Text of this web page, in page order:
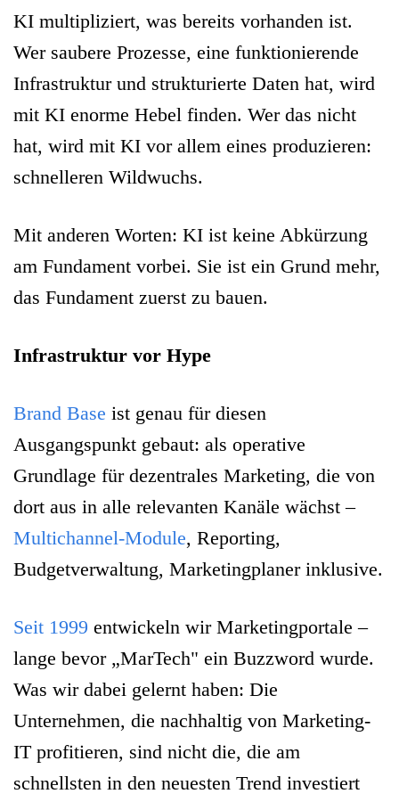
KI multipliziert, was bereits vorhanden ist.
Wer saubere Prozesse, eine funktionierende
Infrastruktur und strukturierte Daten hat, wird
mit KI enorme Hebel finden. Wer das nicht
hat, wird mit KI vor allem eines produzieren:
schnelleren Wildwuchs.
Mit anderen Worten: KI ist keine Abkürzung
am Fundament vorbei. Sie ist ein Grund mehr,
das Fundament zuerst zu bauen.
Infrastruktur vor Hype
Brand Base ist genau für diesen
Ausgangspunkt gebaut: als operative
Grundlage für dezentrales Marketing, die von
dort aus in alle relevanten Kanäle wächst –
Multichannel-Module, Reporting,
Budgetverwaltung, Marketingplaner inklusive.
Seit 1999 entwickeln wir Marketingportale –
lange bevor „MarTech" ein Buzzword wurde.
Was wir dabei gelernt haben: Die
Unternehmen, die nachhaltig von Marketing-
IT profitieren, sind nicht die, die am
schnellsten in den neuesten Trend investiert